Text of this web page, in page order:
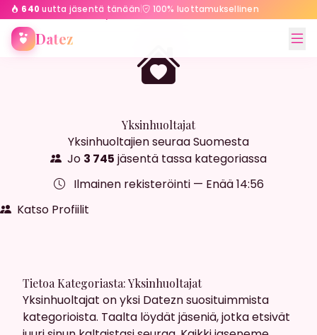
640 uutta jäsentä tänään | 100% luottamuksellinen
Datez
EtusivuYksinhuoltajat
Yksinhuoltajat
Yksinhuoltajien seuraa Suomesta
Jo 3 745 jäsentä tassa kategoriassa
Ilmainen rekisteröinti — Enää14:55
Katso Profiilit
Tietoa Kategoriasta: Yksinhuoltajat
Yksinhuoltajat on yksi Datezn suosituimmista
kategorioista. Taalta löydät jäseniä, jotka etsivät